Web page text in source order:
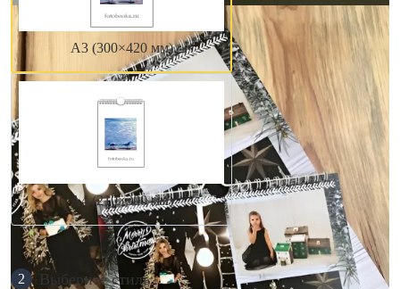
А3 (300×420 мм)
А4 (210×300 мм)
2 Выберите стиль